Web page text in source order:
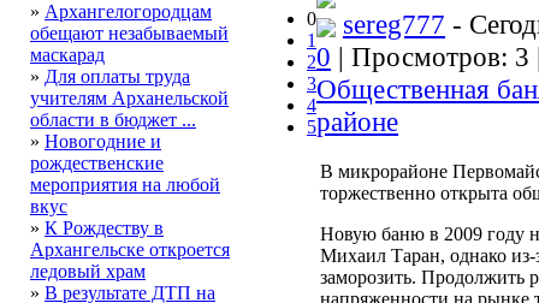
» Архангелогородцам
обещают незабываемый
маскарад
» Для оплаты труда
учителям Арханельской
области в бюджет ...
» Новогодние и
рождественские
мероприятия на любой
вкус
» К Рождеству в
Архангельске откроется
ледовый храм
» В результате ДТП на
0
1
2
3
4
5
sereg777 -
0 | Просмотров:
Общественная
районе
В микрорайоне
торжественно открыта
Новую баню в 2009 году
Михаил Таран, однако из-
заморозить. Продолжить
напряженности на рынке